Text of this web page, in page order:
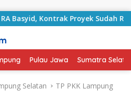
Kontrak Proyek Sudah Rampung
Pulau Jawa Sumatra
Selatan
TP PKK Lampung